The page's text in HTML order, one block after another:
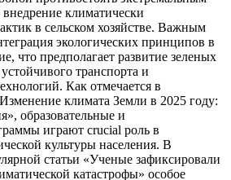
климатически
в сельском хозяйстве. Важным
экологических принципов в
что предполагает развитие зеленых
транспорта и
Как отмечается в
климата Земли в 2025 году:
образовательные и
играют crucial роль в
культуры населения. В
статьи «Ученые зафиксировали
катастрофы» особое